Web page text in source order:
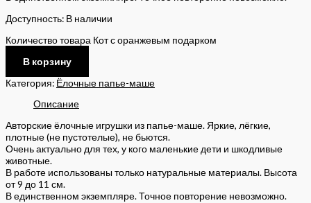
Доступность: В наличии
Количество товара Кот с оранжевым подарком
В корзину
Категория: Ёлочные папье-маше
Описание
Авторские ёлочные игрушки из папье-маше. Яркие, лёгкие,
плотные (не пустотелые), не бьются.
Очень актуально для тех, у кого маленькие дети и шкодливые
животные.
В работе использованы только натуральные материалы. Высота
от 9 до 11 см.
В единственном экземпляре. Точное повторение невозможно.